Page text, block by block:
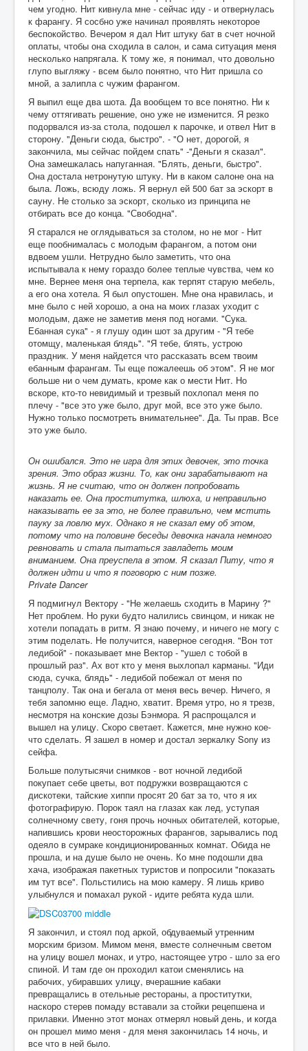
чем угодно. Нит кивнула мне - сейчас иду - и отвернулась
к фарангу. Я сосбно уже начинал проявлять некоторое
беспокойство. Вечером я дал Нит штуку бат в счет ночной
оплаты, чтобы она сходила в салон, и сама ситуация меня
несколько напрягала. К тому же, я понимал, что довольно
глупо выгляжу - всем было понятно, что Нит пришла со
мной, а залипла с чужим фарангом.
Я выпил еще два шота. Да вообщем то все понятно. Ни к
чему оттягивать решение, оно уже не изменится. Я резко
подорвался из-за стола, подошел к парочке, и отвел Нит в
сторону. "Деньги сюда, быстро". - "О нет, дорогой, я
закончила, мы сейчас пойдем спать" -"Деньги я сказал".
Она замешкалась напуганная. "Блять, деньги, быстро".
Она достала нетронутую штуку. Ни в каком салоне она на
была. Ложь, всюду ложь. Я вернул ей 500 бат за эскорт в
сауну. Не столько за эскорт, сколько из принципа не
отбирать все до конца. "Свободна".
Я старался не оглядываться за столом, но не мог - Нит
еще пообнималась с молодым фарангом, а потом они
вдвоем ушли. Нетрудно было заметить, что она
испытывала к нему гораздо более теплые чувства, чем ко
мне. Вернее меня она терпела, как терпят старую мебель,
а его она хотела. Я был опустошен. Мне она нравилась, и
мне было с ней хорошо, а она на моих глазах уходит с
молодым, даже не заметив меня под ногами. "Сука.
Ебанная сука" - я глушу один шот за другим - "Я тебе
отомщу, маленькая блядь". "Я тебе, блять, устрою
праздник. У меня найдется что рассказать всем твоим
ебанным фарангам. Ты еще пожалеешь об этом". Я не мог
больше ни о чем думать, кроме как о мести Нит. Но
вскоре, кто-то невидимый и трезвый похлопал меня по
плечу - "все это уже было, друг мой, все это уже было.
Нужно только посмотреть внимательнее". Да. Ты прав. Все
это уже было.
Он ошибался. Это не игра для этих девочек, это точка
зрения. Это образ жизни. То, как они зарабатывают на
жизнь. Я не считаю, что он должен попробовать
наказать ее. Она проститутка, шлюха, и неправильно
наказывать ее за это, не более правильно, чем мстить
пауку за ловлю мух. Однако я не сказал ему об этом,
потому что на половине беседы девочка начала немного
ревновать и стала пытаться завладеть моим
вниманием. Она преуспела в этом. Я сказал Питу, что я
должен идти и что я поговорю с ним позже.
Private Dancer
Я подмигнул Вектору - "Не желаешь сходить в Марину ?"
Нет проблем. Но руки будто налились свинцом, и никак не
хотели попадать в ритм. Я знаю почему, и ничего не могу с
этим поделать. Не получится, наверное сегодня. "Вон тот
ледибой" - показывает мне Вектор - "ушел с тобой в
прошлый раз". Ах вот кто у меня выхлопал карманы. "Иди
сюда, сучка, блядь" - ледибой побежал от меня по
танцполу. Так она и бегала от меня весь вечер. Ничего, я
тебя запомню еще. Ладно, хватит. Время утро, но я трезв,
несмотря на конские дозы Бэнмора. Я распрощался и
вышел на улицу. Скоро светает. Кажется, мне нужно кое-
что сделать. Я зашел в номер и достал зеркалку Sony из
сейфа.
Больше полутысячи снимков - вот ночной ледибой
покупает себе цветы, вот подружки возвращаются с
дискотеки, тайские хиппи просят 20 бат за то, что я их
фотографирую. Порок таял на глазах как лед, уступая
солнечному свету, гоня прочь ночных обитателей, которые,
напившись крови неосторожных фарангов, зарывались под
одеяло в сумраке кондиционированных комнат. Обида не
прошла, и на душе было не очень. Ко мне подошли два
хача, изображая пакетных туристов и попросили "показать
им тут все". Польстились на мою камеру. Я лишь криво
улыбнулся и помахал рукой - идите ребята куда шли.
Я закончил, и стоял под аркой, обдуваемый утренним
морским бризом. Мимом меня, вместе солнечным светом
на улицу вошел монах, и утро, настоящее утро - шло за его
спиной. И там где он проходил катои сменялись на
рабочих, убиравших улицу, вчерашние кабаки
превращались в отельные рестораны, а проститутки,
наскоро стерев помаду вставали за стойки рецепшена и
прилавки. Именно этот монах отмерял новый день, и когда
он прошел мимо меня - для меня закончилась 14 ночь, и
все что в ней было.